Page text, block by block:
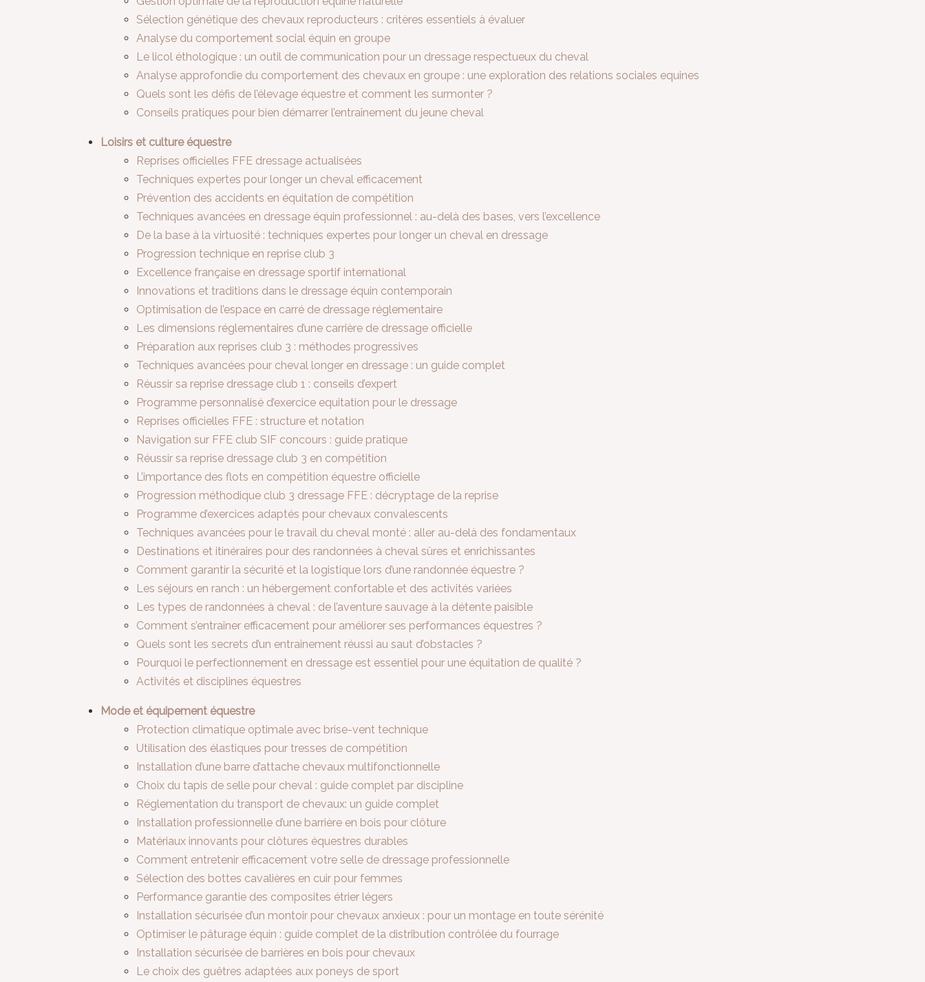
Sélection génétique des chevaux reproducteurs : critères essentiels à évaluer
Analyse du comportement social équin en groupe
Le licol éthologique : un outil de communication pour un dressage respectueux du cheval
Analyse approfondie du comportement des chevaux en groupe : une exploration des relations sociales equines
Quels sont les défis de l’élevage équestre et comment les surmonter ?
Conseils pratiques pour bien démarrer l’entraînement du jeune cheval
Loisirs et culture équestre
Reprises officielles FFE dressage actualisées
Techniques expertes pour longer un cheval efficacement
Prévention des accidents en équitation de compétition
Techniques avancées en dressage équin professionnel : au-delà des bases, vers l’excellence
De la base à la virtuosité : techniques expertes pour longer un cheval en dressage
Progression technique en reprise club 3
Excellence française en dressage sportif international
Innovations et traditions dans le dressage équin contemporain
Optimisation de l’espace en carré de dressage réglementaire
Les dimensions réglementaires d’une carrière de dressage officielle
Préparation aux reprises club 3 : méthodes progressives
Techniques avancées pour cheval longer en dressage : un guide complet
Réussir sa reprise dressage club 1 : conseils d’expert
Programme personnalisé d’exercice equitation pour le dressage
Reprises officielles FFE : structure et notation
Navigation sur FFE club SIF concours : guide pratique
Réussir sa reprise dressage club 3 en compétition
L’importance des flots en compétition équestre officielle
Progression méthodique club 3 dressage FFE : décryptage de la reprise
Programme d’exercices adaptés pour chevaux convalescents
Techniques avancées pour le travail du cheval monté : aller au-delà des fondamentaux
Destinations et itinéraires pour des randonnées à cheval sûres et enrichissantes
Comment garantir la sécurité et la logistique lors d’une randonnée équestre ?
Les séjours en ranch : un hébergement confortable et des activités variées
Les types de randonnées à cheval : de l’aventure sauvage à la détente paisible
Comment s’entraîner efficacement pour améliorer ses performances équestres ?
Quels sont les secrets d’un entraînement réussi au saut d’obstacles ?
Pourquoi le perfectionnement en dressage est essentiel pour une équitation de qualité ?
Activités et disciplines équestres
Mode et équipement équestre
Protection climatique optimale avec brise-vent technique
Utilisation des élastiques pour tresses de compétition
Installation d’une barre d’attache chevaux multifonctionnelle
Choix du tapis de selle pour cheval : guide complet par discipline
Réglementation du transport de chevaux: un guide complet
Installation professionnelle d’une barrière en bois pour clôture
Matériaux innovants pour clôtures équestres durables
Comment entretenir efficacement votre selle de dressage professionnelle
Sélection des bottes cavalières en cuir pour femmes
Performance garantie des composites étrier légers
Installation sécurisée d’un montoir pour chevaux anxieux : pour un montage en toute sérénité
Optimiser le pâturage équin : guide complet de la distribution contrôlée du fourrage
Installation sécurisée de barrières en bois pour chevaux
Le choix des guêtres adaptées aux poneys de sport